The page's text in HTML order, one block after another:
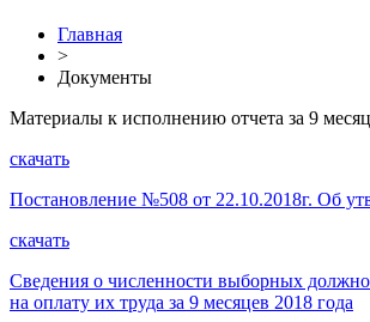
Главная
>
Документы
Материалы к исполнению отчета за 9
скачать
Постановление №508 от 22.10.2018г. Об
скачать
Сведения о численности выборных
на оплату их труда за 9 месяцев 2018 года